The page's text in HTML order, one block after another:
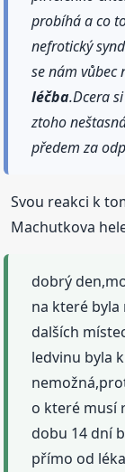
probíhá a co
nefrotický
se nám
léčba.Dcera
ztoho
předem za
Svou reakci k
Machutkova
dobrý
na které
dalších
ledvinu byla
o které musí
dobu 14 dní
přímo od